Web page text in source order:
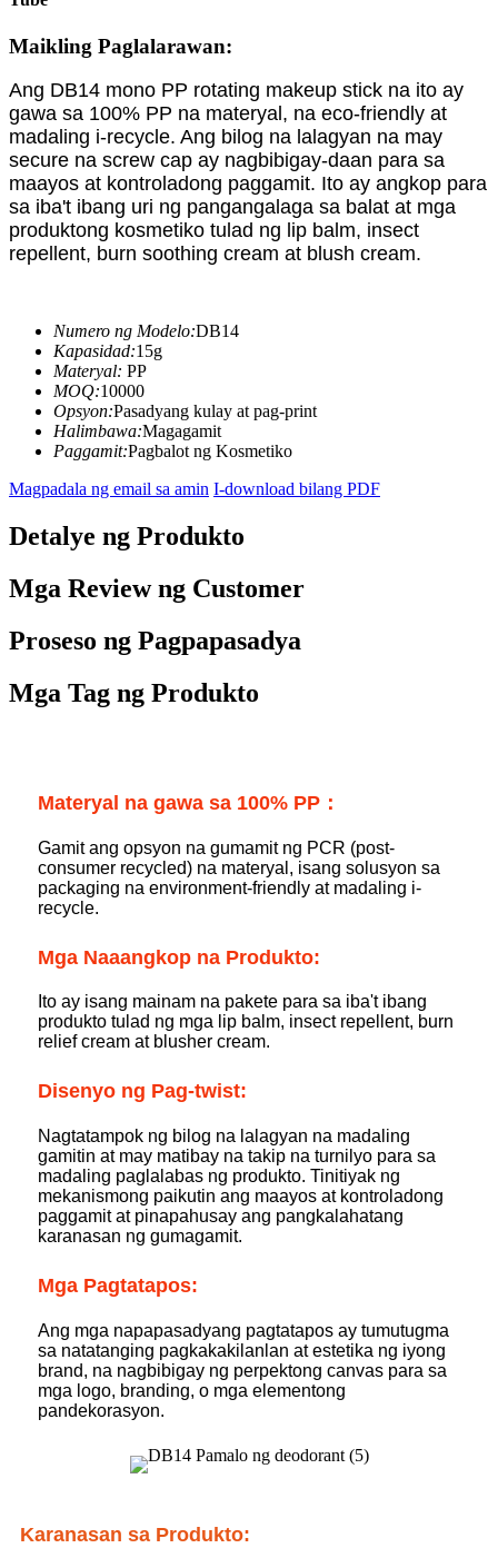
Maikling Paglalarawan:
Ang DB14 mono PP rotating makeup stick na ito ay
gawa sa 100% PP na materyal, na eco-friendly at
madaling i-recycle. Ang bilog na lalagyan na may
secure na screw cap ay nagbibigay-daan para sa
maayos at kontroladong paggamit. Ito ay angkop para
sa iba't ibang uri ng pangangalaga sa balat at mga
produktong kosmetiko tulad ng lip balm, insect
repellent, burn soothing cream at blush cream.
Numero ng Modelo:DB14
Kapasidad:15g
Materyal: PP
MOQ:10000
Opsyon:Pasadyang kulay at pag-print
Halimbawa:Magagamit
Paggamit:Pagbalot ng Kosmetiko
Magpadala ng email sa amin I-download bilang PDF
Detalye ng Produkto
Mga Review ng Customer
Proseso ng Pagpapasadya
Mga Tag ng Produkto
Materyal na gawa sa 100% PP：
Gamit ang opsyon na gumamit ng PCR (post-
consumer recycled) na materyal, isang solusyon sa
packaging na environment-friendly at madaling i-
recycle.
Mga Naaangkop na Produkto:
Ito ay isang mainam na pakete para sa iba't ibang
produkto tulad ng mga lip balm, insect repellent, burn
relief cream at blusher cream.
Disenyo ng Pag-twist:
Nagtatampok ng bilog na lalagyan na madaling
gamitin at may matibay na takip na turnilyo para sa
madaling paglalabas ng produkto. Tinitiyak ng
mekanismong paikutin ang maayos at kontroladong
paggamit at pinapahusay ang pangkalahatang
karanasan ng gumagamit.
Mga Pagtatapos:
Ang mga napapasadyang pagtatapos ay tumutugma
sa natatanging pagkakakilanlan at estetika ng iyong
brand, na nagbibigay ng perpektong canvas para sa
mga logo, branding, o mga elementong
pandekorasyon.
Karanasan sa Produkto: